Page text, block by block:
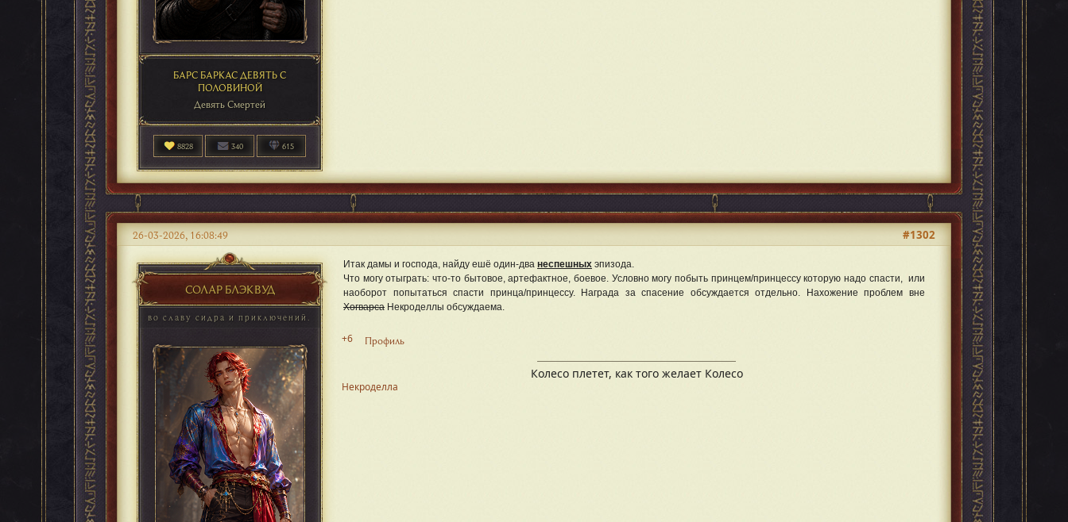
Девять Смертей
БАРС БАРКАС ДЕВЯТЬ С
ПОЛОВИНОЙ
8828 340 615
СОЛАР БЛЭКВУД
во славу сидра и приключений.
#1302
26-03-2026, 16:08:49
Итак дамы и господа, найду ешё один-два неспешных эпизода.
Что могу отыграть: что-то бытовое, артефактное, боевое. Условно могу побыть принцем/принцессу которую надо спасти, или
наоборот попытаться спасти принца/принцессу. Награда за спасение обсуждается отдельно. Нахожение проблем вне
Хогварса Некроделлы обсуждаема.
+6 Профиль
Колесо плетет, как того желает Колесо
Некроделла